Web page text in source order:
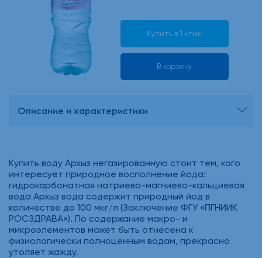
Купить в 1 клик
В корзину
Описание и характеристики
Купить воду Архыз негазированную стоит тем, кого
интересует природное восполнение йода:
гидрокарбонатная натриево-магниево-кальциевая
вода Архыз вода содержит природный йод в
количестве до 100 мкг/л (Заключение ФГУ «ПГНИИК
РОСЗДРАВА»). По содержание макро- и
микроэлементов может быть отнесена к
физиологически полноценным водам, прекрасно
утоляет жажду.